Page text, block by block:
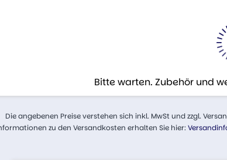
Bitte warten. Zubehör und
Die angebenen Preise verstehen sich inkl. MwSt und zzgl.
zu den Versandkosten erhalten Sie hier: